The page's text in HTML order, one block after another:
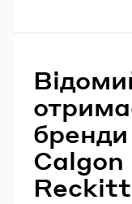
Calgon